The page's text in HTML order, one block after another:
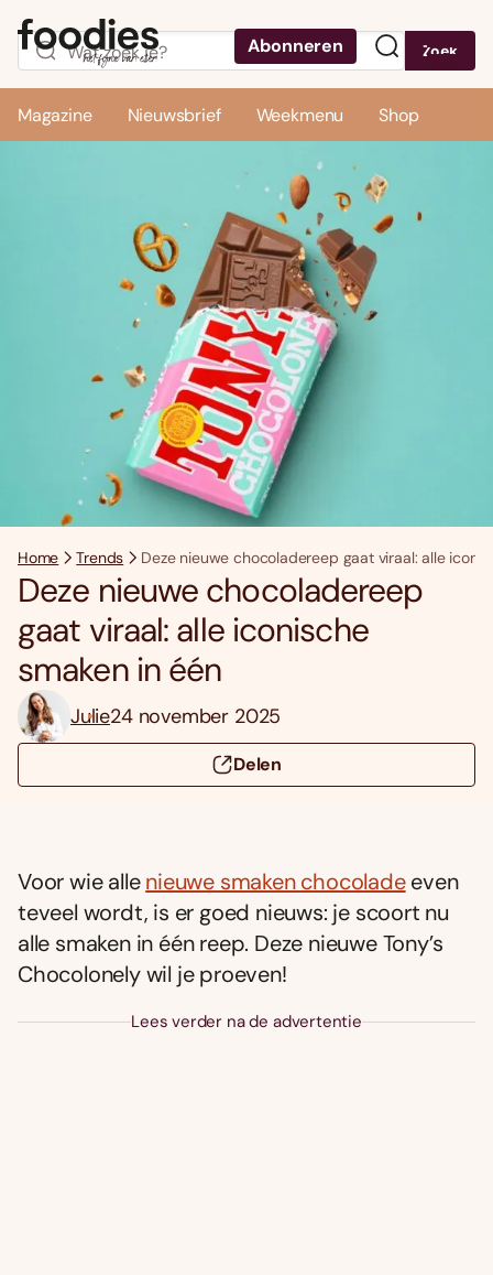
Abonneren Zoek
Magazine Nieuwsbrief Weekmenu Shop
Home Trends Deze nieuwe chocoladereep gaat viraal: alle
Deze nieuwe chocoladereep
gaat viraal: alle iconische
smaken in één
Julie24 november 2025
Delen
Voor wie allenieuwe smaken chocoladeeven
teveel wordt, is er goed nieuws: je scoort nu
alle smaken in één reep. Deze nieuwe Tony’s
Chocolonely wil je proeven!
Lees verder na de advertentie